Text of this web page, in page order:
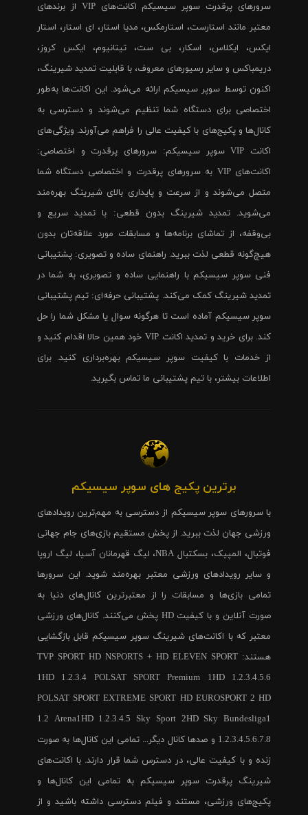
سرورهای پرقدرت سوپر سیسیکم اکانت‌های VIP از برندهای
معتبر مانند استارست، استارمکس، مدیا استار، ای استار، استار
ایکس، ایکلاس، اسکار، بی ست، تیتانیوم، ایکس کروز،
دریمباکس و سایر رسیورهای معروف، با قابلیت تمدید شیرینگ،
اکنون توسط سوپر سیسیکم ارائه می‌شود. این اکانت‌ها به‌طور
اختصاصی برای دستگاه شما تنظیم می‌شوند و دسترسی به
کانال‌ها و پکیج‌های با کیفیت عالی را فراهم می‌آورند. ویژگی‌های
اکانت VIP سوپر سیسیکم: سرورهای پرقدرت و اختصاصی:
اکانت‌های VIP به سرورهای پرقدرت و اختصاصی دستگاه شما
متصل می‌شوند و از سرعت و پایداری بالای شیرینگ بهره‌مند
می‌شوید. تمدید شیرینگ بدون قطعی: با تمدید سریع و
بی‌وقفه، از تماشای برنامه‌ها و مسابقات مورد علاقه‌تان بدون
هیچ‌گونه قطعی لذت ببرید. راهنمای ساده و تصویری: پشتیبانی
فنی سوپر سیسیکم با راهنمایی ساده و تصویری، به شما در
تمدید شیرینگ کمک می‌کند. پشتیبانی حرفه‌ای: تیم پشتیبانی
سوپر سیسیکم آماده است تا هرگونه سوال یا مشکل شما را حل
کند. برای خرید و تمدید اکانت VIP خود همین حالا اقدام کنید و
از خدمات با کیفیت سوپر سیسیکم بهره‌برداری کنید. برای
اطلاعات بیشتر، با تیم پشتیبانی ما تماس بگیرید.
برترین پکیج های سوپر سیسیکم
با سرورهای سوپر سیسیکم از دسترسی به مهم‌ترین رویدادهای
ورزشی جهان لذت ببرید. از پخش مستقیم بازی‌های جام جهانی
فوتبال، المپیک، بسکتبال NBA، لیگ قهرمانان آسیا، لیگ اروپا
و سایر رویدادهای ورزشی معتبر بهره‌مند شوید. این سرورها
تمامی بازی‌ها و مسابقات را از معتبرترین کانال‌های دنیا به
صورت آنلاین و با کیفیت HD پخش می‌کنند. کانال‌های ورزشی
معتبر که با اکانت‌های شیرینگ سوپر سیسیکم قابل بازگشایی
هستند: TVP SPORT HD NSPORTS + HD ELEVEN SPORT
1HD 1.2.3.4 POLSAT SPORT Premium 1HD 1.2.3.4.5.6
POLSAT SPORT EXTREME SPORT HD EUROSPORT 2 HD
1.2 Arena1HD 1.2.3.4.5 Sky Sport 2HD Sky Bundesliga1
1.2.3.4.5.6.7.8 و صدها کانال دیگر... تمامی این کانال‌ها به صورت
زنده و با کیفیت عالی، در دسترس شما قرار دارند. با اکانت‌های
شیرینگ پرقدرت سوپر سیسیکم به تمامی این کانال‌ها و
پکیج‌های ورزشی، مستند و فیلم دسترسی داشته باشید و از